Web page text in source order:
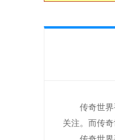
传奇世
关注。而传